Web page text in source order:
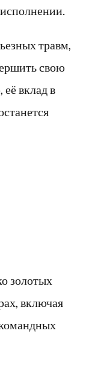
травм,
свою
вклад в
золотых
включая